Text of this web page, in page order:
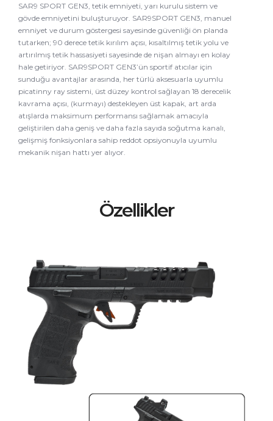
SAR9 SPORT GEN3, tetik emniyeti, yarı kurulu sistem ve
gövde emniyetini buluşturuyor. SAR9SPORT GEN3, manuel
emniyet ve durum göstergesi sayesinde güvenliği ön planda
tutarken; 90 derece tetik kırılım açısı, kısaltılmış tetik yolu ve
artırılmış tetik hassasiyeti sayesinde de nişan almayı en kolay
hale getiriyor. SAR9SPORT GEN3’ün sportif atıcılar için
sunduğu avantajlar arasında, her türlü aksesuarla uyumlu
picatinny ray sistemi, üst düzey kontrol sağlayan 18 derecelik
kavrama açısı, (kurmayı) destekleyen üst kapak, art arda
atışlarda maksimum performansı sağlamak amacıyla
geliştirilen daha geniş ve daha fazla sayıda soğutma kanalı,
gelişmiş fonksiyonlara sahip reddot opsiyonuyla uyumlu
mekanik nişan hattı yer alıyor.
Özellikler